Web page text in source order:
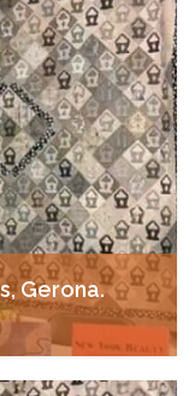
Gerona.